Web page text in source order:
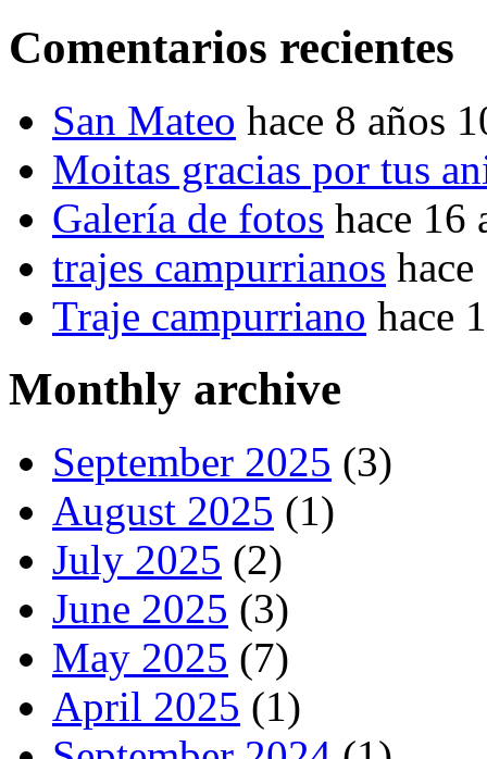
Comentarios recientes
San Mateo hace 8 años
Moitas gracias por tus
Galería de fotos hace 16
trajes campurrianos
Traje campurriano hace
Monthly archive
September 2025 (3)
August 2025 (1)
July 2025 (2)
June 2025 (3)
May 2025 (7)
April 2025 (1)